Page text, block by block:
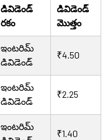
డివిడెండ్
రకం
డివిడెండ్
మొత్తం
ఇంటరిమ్
డివిడెండ్
₹4.50
ఇంటరిమ్
డివిడెండ్
₹2.25
ఇంటరిమ్
₹1.40